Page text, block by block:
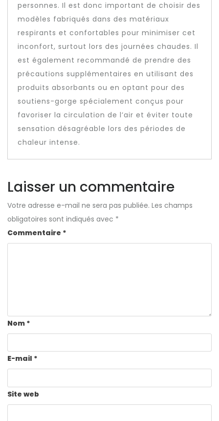
personnes. Il est donc important de choisir des
modèles fabriqués dans des matériaux
respirants et confortables pour minimiser cet
inconfort, surtout lors des journées chaudes. Il
est également recommandé de prendre des
précautions supplémentaires en utilisant des
produits absorbants ou en optant pour des
soutiens-gorge spécialement conçus pour
favoriser la circulation de l’air et éviter toute
sensation désagréable lors des périodes de
chaleur intense.
Laisser un commentaire
Votre adresse e-mail ne sera pas publiée. Les champs
obligatoires sont indiqués avec *
Commentaire *
Nom *
E-mail *
Site web